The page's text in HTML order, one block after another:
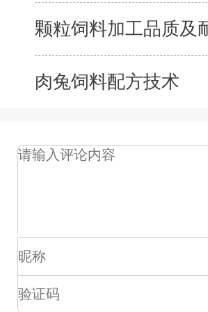
颗粒饲料加工品质及
肉兔饲料配方技术